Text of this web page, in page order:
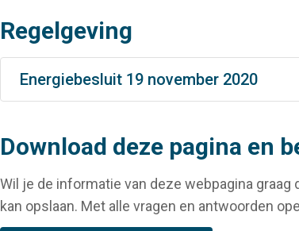
Regelgeving
Energiebesluit 19 november 2020
Download deze pagina en
Wil je de informatie van deze webpagina
kan opslaan. Met alle vragen en antwoorden